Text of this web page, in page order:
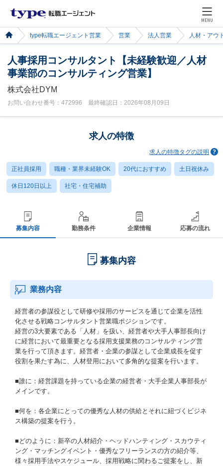
MENU
type転職エージェント営業 営業 法人営業 人材・アウ
人事採用コンサルタント【未経験歓迎／人材
事業部のコンサルティング営業】
株式会社DYM
お問い合わせ番号：472996 最終確認日：2026年08月09日
求人の特徴
求人の特徴タグの説明
正社員採用 職種・業界未経験OK 20代におすすめ 土日祝休み
休日120日以上 社宅・住宅補助
募集内容 勤務条件 企業情報 応募の流れ
募集内容
業務内容
経営者の参謀役として研修や採用のサービスを通じて企業を活性
化させる戦略コンサルタント営業職ポジションです。
経営の3大要素である「人材」を扱い、経営者や大手人事部長向け
に経営において最重要となる採用支援業務のコンサルティング営
業を行って頂きます。経営者・企業の参謀として企業成長を促す
役割を果たす為に、人材登用において多角的な提案を行います。
■誰に：経営課題を持っている企業の経営者・大手企業人事部長が
メインです。
■何を：各企業にとっての優秀な人材の供給とそれに紐づくビジネ
ス構築の提案を行う。
■どのように：新卒の人材紹介・ヘッドハンティング・スカウティ
ング・マッチングイベント・優秀なフリーランスの方の紹介等、
様々採用手法やスケジュール、採用戦略に関わるご提案をし、新